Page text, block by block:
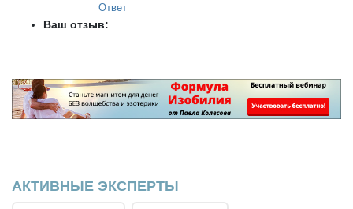
Ответ
Ваш отзыв:
АКТИВНЫЕ ЭКСПЕРТЫ